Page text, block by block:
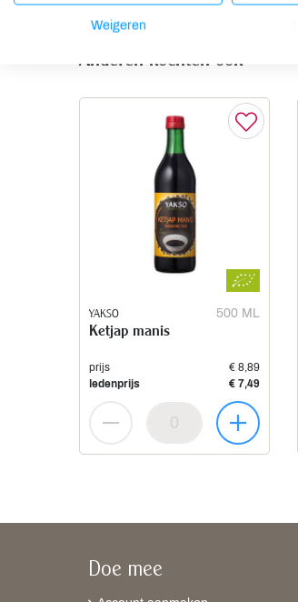
Anderen kochten ook
YAKSO 500 ML
Ketjap manis
prijs
€ 8,89
ledenprijs
€ 7,49
Doe mee
Weigeren